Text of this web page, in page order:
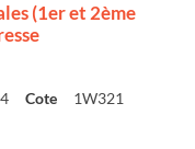
(1er et 2ème
Cote 1W321